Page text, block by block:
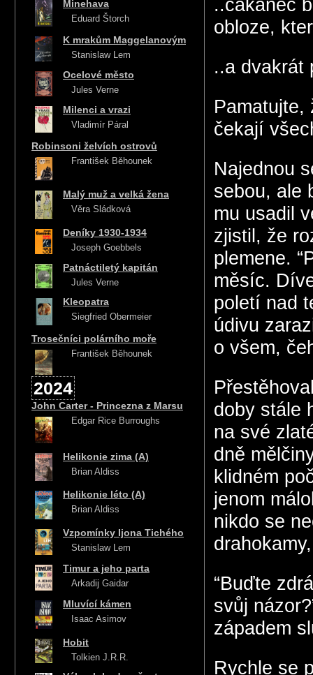
Minehava
Eduard Štorch
K mrakům Maggelanovým
Stanislaw Lem
Ocelové město
Jules Verne
Milenci a vrazi
Vladimír Páral
Robinsoni želvích ostrovů
František Běhounek
Malý muž a velká žena
Věra Sládková
Deníky 1930-1934
Joseph Goebbels
Patnáctiletý kapitán
Jules Verne
Kleopatra
Siegfried Obermeier
Trosečníci polárního moře
František Běhounek
2024
John Carter - Princezna z Marsu
Edgar Rice Burroughs
Helikonie zima (A)
Brian Aldiss
Helikonie léto (A)
Brian Aldiss
Vzpomínky Ijona Tichého
Stanislaw Lem
Timur a jeho parta
Arkadij Gaidar
Mluvící kámen
Isaac Asimov
Hobit
Tolkien J.R.R.
..cákanec
obloze,
..a dvakrát
Pamatujte,
čekají
Najednou
sebou, ale
mu usadil
zjistil, že
plemene.
měsíc.
poletí nad
údivu
o všem,
doby stále
na své
dně
klidném
jenom
nikdo se
“Buďte
svůj
západem
Rychle se